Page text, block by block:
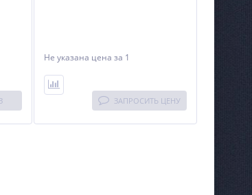
Не указана цена за 1
ЗАПРОСИТЬ ЦЕНУ